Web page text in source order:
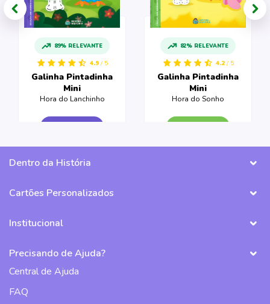
89% RELEVANTE
4.9 / 5
Galinha Pintadinha
Mini
Hora do Lanchinho
82% RELEVANTE
4.2 / 5
Galinha Pintadinha
Mini
Hora do Sonho
Dentro da História
Cartões Personalizados
Institucional
Precisando de Ajuda?
Central de Ajuda
FAQ